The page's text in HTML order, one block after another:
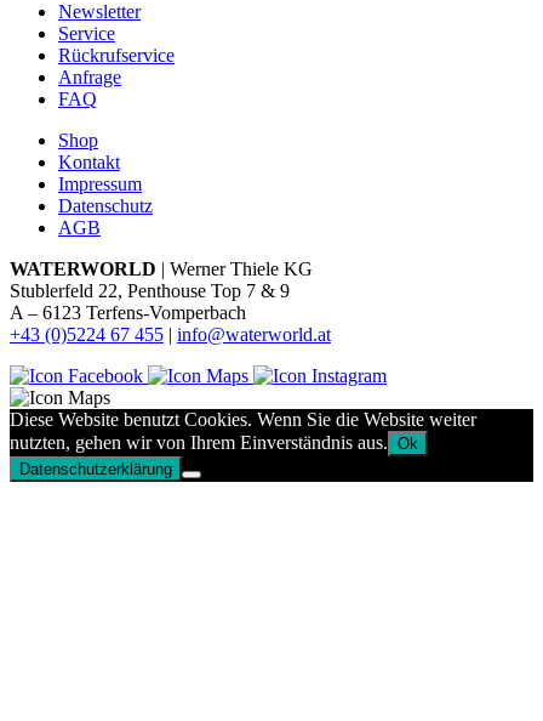
Newsletter
Service
Rückrufservice
Anfrage
FAQ
Shop
Kontakt
Impressum
Datenschutz
AGB
WATERWORLD | Werner Thiele KG
Stublerfeld 22, Penthouse Top 7 & 9
A – 6123 Terfens-Vomperbach
+43 (0)5224 67 455 | info@waterworld.at
Diese Website benutzt Cookies. Wenn Sie die Website weiter
nutzten, gehen wir von Ihrem Einverständnis aus. Ok
Datenschutzerklärung